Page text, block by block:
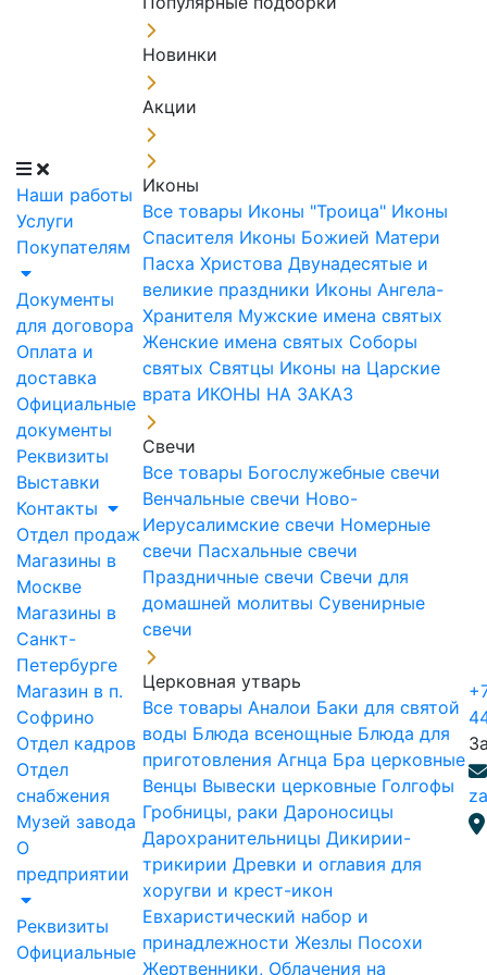
Наши работы
Услуги
Покупателям
Документы
для договора
Оплата и
доставка
Официальные
документы
Реквизиты
Выставки
Контакты
Отдел продаж
Магазины в
Москве
Магазины в
Санкт-
Петербурге
Магазин в п.
Софрино
Отдел кадров
Отдел
снабжения
Музей завода
О
предприятии
Реквизиты
Официальные
Новинки
Акции
Иконы
Все товары Иконы "Троица" Иконы
Спасителя Иконы Божией Матери
Пасха Христова Двунадесятые и
великие праздники Иконы Ангела-
Хранителя Мужские имена святых
Женские имена святых Соборы
святых Святцы Иконы на Царские
врата ИКОНЫ НА ЗАКАЗ
Свечи
Все товары Богослужебные свечи
Венчальные свечи Ново-
Иерусалимские свечи Номерные
свечи Пасхальные свечи
Праздничные свечи Свечи для
домашней молитвы Сувенирные
свечи
Церковная утварь
Все товары Аналои Баки для святой
воды Блюда всенощные Блюда для
приготовления Агнца Бра церковные
Венцы Вывески церковные Голгофы
Гробницы, раки Дароносицы
Дарохранительницы Дикирии-
трикирии Древки и оглавия для
хоругви и крест-икон
Евхаристический набор и
принадлежности Жезлы Посохи
Жертвенники, Облачения на